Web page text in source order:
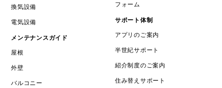
換気設備
電気設備
メンテナンスガイド
屋根
外壁
バルコニー
フォーム
サポート体制
アプリのご案内
半世紀サポート
紹介制度のご案内
住み替えサポート